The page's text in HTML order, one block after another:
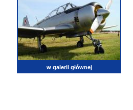
w galerii głównej